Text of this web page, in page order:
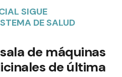
SIGUE
DE SALUD
de máquinas
de última